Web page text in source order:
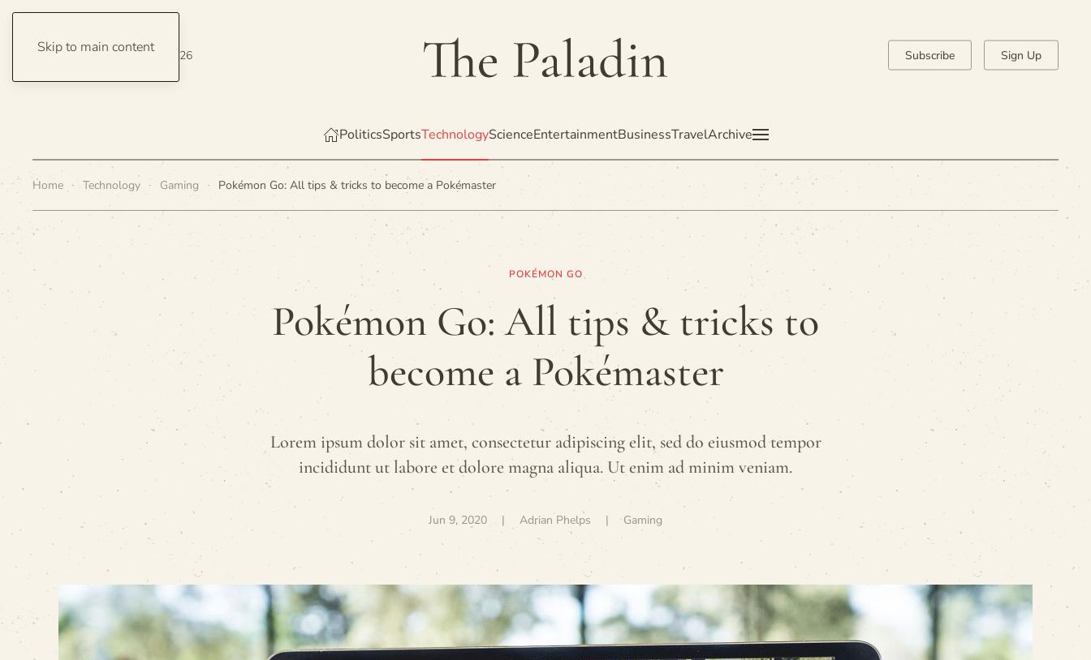
Skip to main content
Sunday, 9 August 2026 Subscribe Sign Up
PoliticsSportsTechnologyScienceEntertainmentBusinessTravelArchive
Home Technology Gaming Pokémon Go: All tips & tricks to become a Pokémaster
POKÉMON GO
Pokémon Go: All tips & tricks to
become a Pokémaster
Lorem ipsum dolor sit amet, consectetur adipiscing elit, sed do eiusmod tempor
incididunt ut labore et dolore magna aliqua. Ut enim ad minim veniam.
Jun 9, 2020 | Adrian Phelps | Gaming